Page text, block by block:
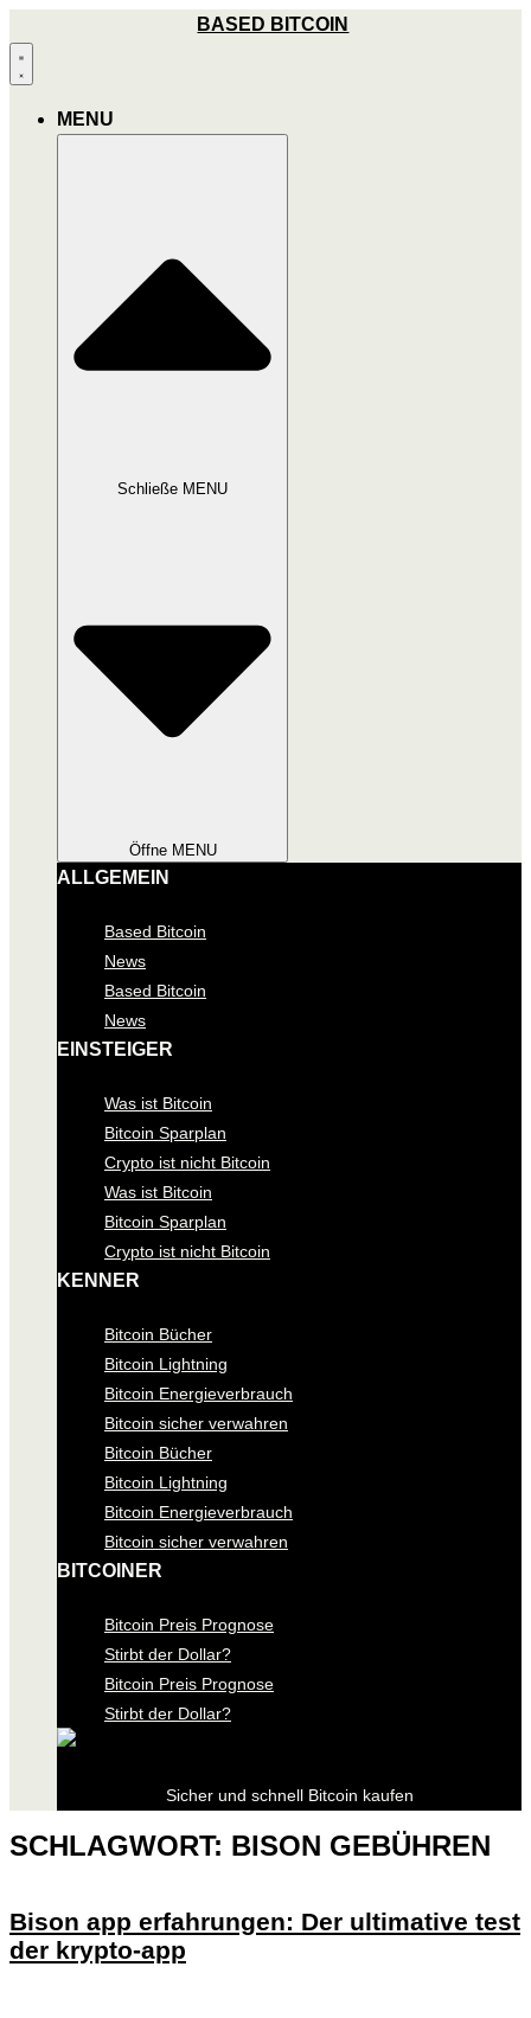
Inhalt
wechseln
BASED BITCOIN
MENU
Schließe MENU
Öffne MENU
ALLGEMEIN
Based Bitcoin
News
Based Bitcoin
News
EINSTEIGER
Was ist Bitcoin
Bitcoin Sparplan
Crypto ist nicht Bitcoin
Was ist Bitcoin
Bitcoin Sparplan
Crypto ist nicht Bitcoin
KENNER
Bitcoin Bücher
Bitcoin Lightning
Bitcoin Energieverbrauch
Bitcoin sicher verwahren
Bitcoin Bücher
Bitcoin Lightning
Bitcoin Energieverbrauch
Bitcoin sicher verwahren
BITCOINER
Bitcoin Preis Prognose
Stirbt der Dollar?
Bitcoin Preis Prognose
Stirbt der Dollar?
Sicher und schnell Bitcoin kaufen
SCHLAGWORT: BISON GEBÜHREN
Bison app erfahrungen: Der ultimative test
der krypto-app